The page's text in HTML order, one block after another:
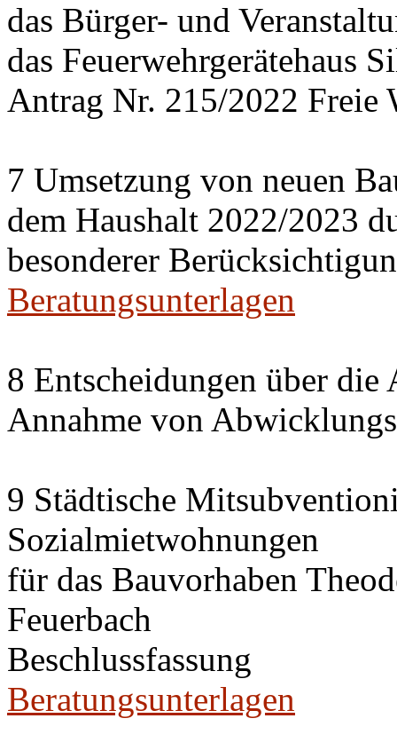
das Bürger- und
das Feuerwehrgerätehaus
Antrag Nr. 215/2022 Freie
7 Umsetzung von neuen
dem Haushalt 2022/2023
besonderer
Beratungsunterlagen
8 Entscheidungen über
Annahme von
9 Städtische
Sozialmietwohnungen
für das Bauvorhaben
Feuerbach
Beschlussfassung
Beratungsunterlagen